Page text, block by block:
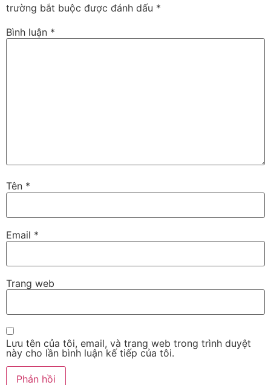
trường bắt buộc được đánh dấu *
Bình luận *
Tên *
Email *
Trang web
Lưu tên của tôi, email, và trang web trong trình duyệt
này cho lần bình luận kế tiếp của tôi.